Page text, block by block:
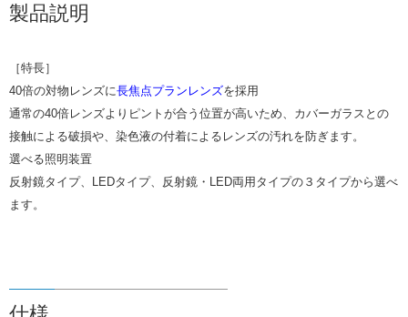
製品説明
［特長］
40倍の対物レンズに長焦点プランレンズを採用
通常の40倍レンズよりピントが合う位置が高いため、カバーガラスとの
接触による破損や、染色液の付着によるレンズの汚れを防ぎます。
選べる照明装置
反射鏡タイプ、LEDタイプ、反射鏡・LED両用タイプの３タイプから選べ
ます。